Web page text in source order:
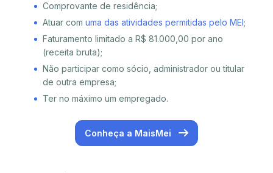
Comprovante de residência;
Atuar com uma das atividades permitidas pelo MEI;
Faturamento limitado a R$ 81.000,00 por ano
(receita bruta);
Não participar como sócio, administrador ou titular
de outra empresa;
Ter no máximo um empregado.
Conheça a MaisMei